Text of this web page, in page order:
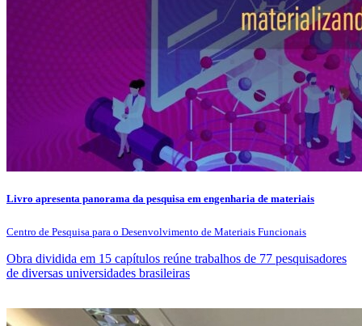
Livro apresenta panorama da pesquisa em engenharia de materiais
Centro de Pesquisa para o Desenvolvimento de Materiais Funcionais
Obra dividida em 15 capítulos reúne trabalhos de 77 pesquisadores
de diversas universidades brasileiras